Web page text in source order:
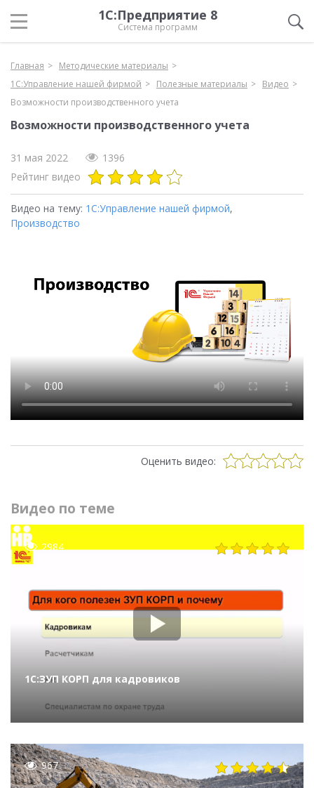
1С:Предприятие 8
Система программ
Главная
Методические материалы
1С:Управление нашей фирмой
Полезные материалы
Видео
Возможности производственного учета
Возможности производственного учета
31 мая 2022
1396
Рейтинг видео
Видео на тему: 1С:Управление нашей фирмой,
Производство
Оценить видео:
Видео по теме
2984
1С:ЗУП КОРП для кадровиков
967